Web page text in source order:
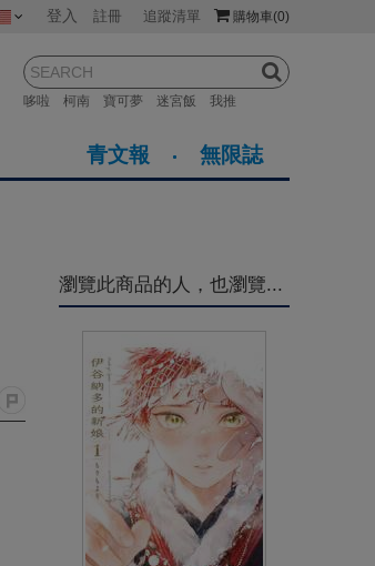
購物車(0)
登入 註冊 追蹤清單
哆啦 柯南 寶可夢 迷宮飯 我推
紐西蘭 馬來西亞
菲律賓
青文報 無限誌
瀏覽此商品的人，也瀏覽...